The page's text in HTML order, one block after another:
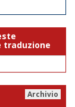
traduzione
Archivio